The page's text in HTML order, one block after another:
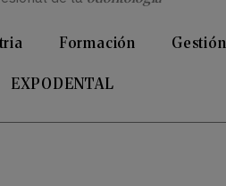
Formación Gestión
EXPODENTAL